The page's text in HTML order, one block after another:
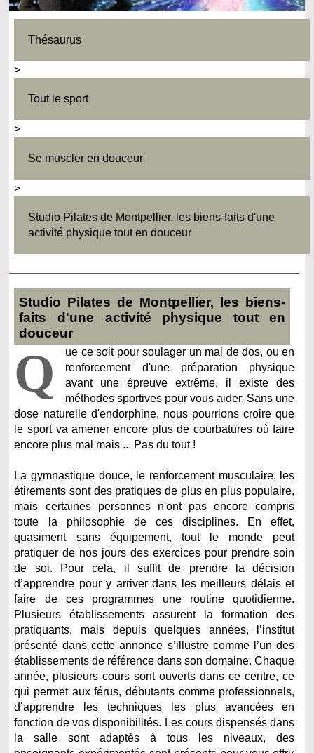
Thésaurus
>
Tout le sport
>
Se muscler en douceur
>
Studio Pilates de Montpellier, les biens-faits d'une
activité physique tout en douceur
Studio Pilates de Montpellier, les biens-
faits d'une activité physique tout en
douceur
Q
ue ce soit pour soulager un mal de dos, ou en
renforcement d'une préparation physique
avant une épreuve extrême, il existe des
méthodes sportives pour vous aider. Sans une
dose naturelle d'endorphine, nous pourrions croire que
le sport va amener encore plus de courbatures où faire
encore plus mal mais ... Pas du tout !
La gymnastique douce, le renforcement musculaire, les
étirements sont des pratiques de plus en plus populaire,
mais certaines personnes n'ont pas encore compris
toute la philosophie de ces disciplines. En effet,
quasiment sans équipement, tout le monde peut
pratiquer de nos jours des exercices pour prendre soin
de soi. Pour cela, il suffit de prendre la décision
d’apprendre pour y arriver dans les meilleurs délais et
faire de ces programmes une routine quotidienne.
Plusieurs établissements assurent la formation des
pratiquants, mais depuis quelques années, l’institut
présenté dans cette annonce s’illustre comme l’un des
établissements de référence dans son domaine. Chaque
année, plusieurs cours sont ouverts dans ce centre, ce
qui permet aux férus, débutants comme professionnels,
d’apprendre les techniques les plus avancées en
fonction de vos disponibilités. Les cours dispensés dans
la salle sont adaptés à tous les niveaux, des